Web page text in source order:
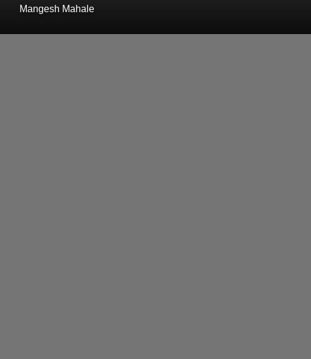
Mangesh Mahale